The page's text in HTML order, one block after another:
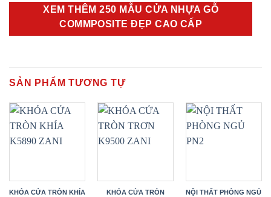
XEM THÊM 250 MẪU CỬA NHỰA GỖ
COMMPOSITE ĐẸP CAO CẤP
SẢN PHẨM TƯƠNG TỰ
KHÓA CỬA TRÒN KHÍA
KHÓA CỬA TRÒN
NỘI THẤT PHÒNG NGỦ